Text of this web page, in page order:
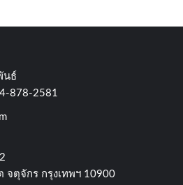
นธ์
878-2581
จตุจักร​ กรุงเทพฯ 10900